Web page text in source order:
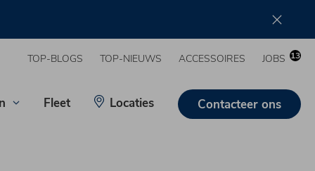
TOP-BLOGS TOP-NIEUWS ACCESSOIRES JOBS 13
Fleet Locaties Contacteer ons